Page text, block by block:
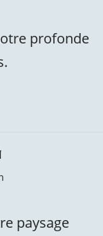
profonde
paysage